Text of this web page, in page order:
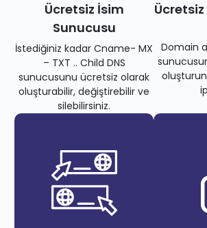
Ücretsiz İsim
Sunucusu
İstediğiniz kadar Cname- MX
– TXT .. Child DNS
sunucusunu ücretsiz olarak
oluşturabilir, değiştirebilir ve
silebilirsiniz.
Domain